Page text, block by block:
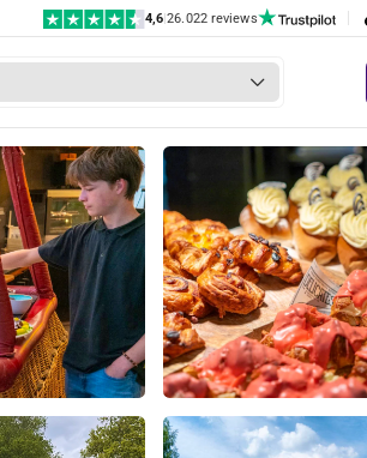
4,6|26.022 reviews